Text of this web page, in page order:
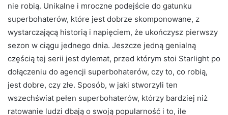
nie robią. Unikalne i mroczne podejście do gatunku
superbohaterów, które jest dobrze skomponowane, z
wystarczającą historią i napięciem, że ukończysz pierwszy
sezon w ciągu jednego dnia. Jeszcze jedną genialną
częścią tej serii jest dylemat, przed którym stoi Starlight po
dołączeniu do agencji superbohaterów, czy to, co robią,
jest dobre, czy złe. Sposób, w jaki stworzyli ten
wszechświat pełen superbohaterów, którzy bardziej niż
ratowanie ludzi dbają o swoją popularność i to, ile